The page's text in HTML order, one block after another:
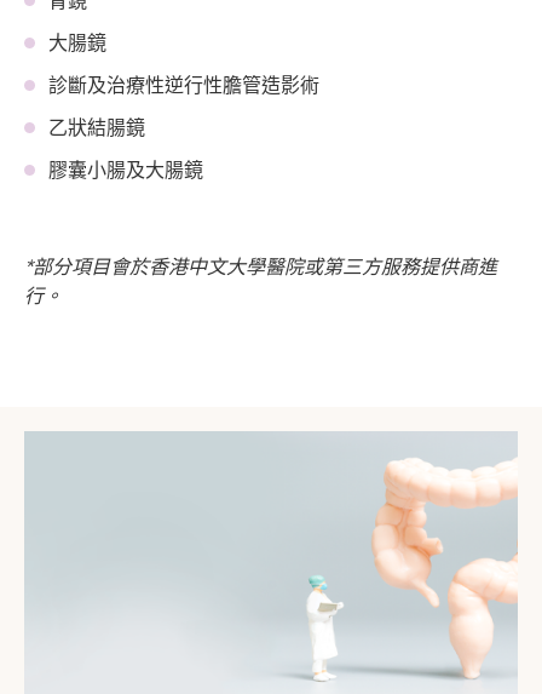
大腸鏡
診斷及治療性逆行性膽管造影術
乙狀結腸鏡
膠囊小腸及大腸鏡
*部分項目會於香港中文大學醫院或第三方服務提供商進
行。